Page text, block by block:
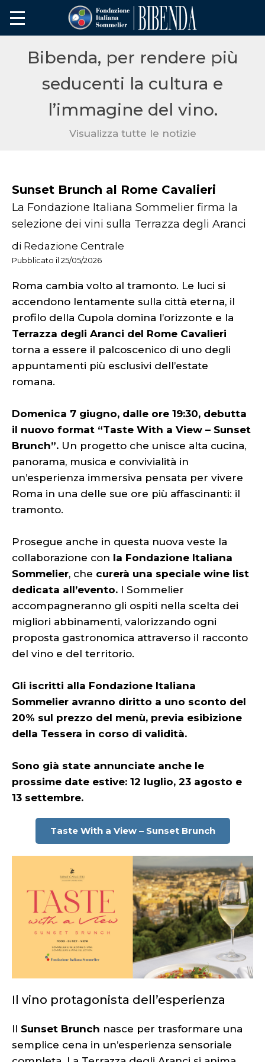
Bibenda, per rendere più
seducenti la cultura e
l’immagine del vino.
Visualizza tutte le notizie
Sunset Brunch al Rome Cavalieri
La Fondazione Italiana Sommelier firma la
selezione dei vini sulla Terrazza degli Aranci
di Redazione Centrale
Pubblicato il 25/05/2026
Roma cambia volto al tramonto. Le luci si
accendono lentamente sulla città eterna, il
profilo della Cupola domina l’orizzonte e la
Terrazza degli Aranci del Rome Cavalieri
torna a essere il palcoscenico di uno degli
appuntamenti più esclusivi dell’estate
romana.
Domenica 7 giugno, dalle ore 19:30, debutta
il nuovo format “Taste With a View – Sunset
Brunch”. Un progetto che unisce alta cucina,
panorama, musica e convivialità in
un’esperienza immersiva pensata per vivere
Roma in una delle sue ore più affascinanti: il
tramonto.
Prosegue anche in questa nuova veste la
collaborazione con la Fondazione Italiana
Sommelier, che curerà una speciale wine list
dedicata all’evento. I Sommelier
accompagneranno gli ospiti nella scelta dei
migliori abbinamenti, valorizzando ogni
proposta gastronomica attraverso il racconto
del vino e del territorio.
Gli iscritti alla Fondazione Italiana
Sommelier avranno diritto a uno sconto del
20% sul prezzo del menù, previa esibizione
della Tessera in corso di validità.
Sono già state annunciate anche le
prossime date estive: 12 luglio, 23 agosto e
13 settembre.
Taste With a View – Sunset Brunch
Il vino protagonista dell’esperienza
Il Sunset Brunch nasce per trasformare una
semplice cena in un’esperienza sensoriale